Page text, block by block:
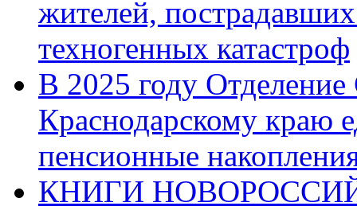
жителей,
техногенных катастроф
В 2025 году
Краснодарскому краю
пенсионные
КНИГИ